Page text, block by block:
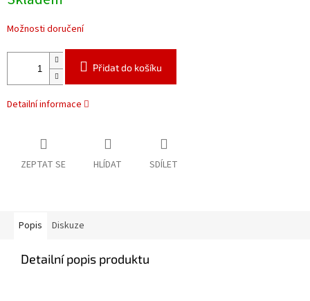
Možnosti doručení
Přidat do košíku
Detailní informace
ZEPTAT SE HLÍDAT SDÍLET
Popis Diskuze
Detailní popis produktu